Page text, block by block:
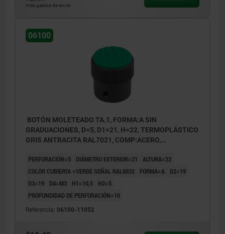
más gastos de envío
06100
BOTÓN MOLETEADO TA.1, FORMA:A SIN
GRADUACIONES, D=5, D1=21, H=22, TERMOPLÁSTICO
GRIS ANTRACITA RAL7021, COMP:ACERO,
PERFORACIÓN=5 DIÁMETRO EXTERIOR=21
ALTURA=22
COLOR CUBIERTA =VERDE SEÑAL RAL6032
FORMA=A
D2=19
D3=19
D4=M3 H1=10,5
H2=5
PROFUNDIDAD DE PERFORACIÓN=10
Referencia: 06100-11052